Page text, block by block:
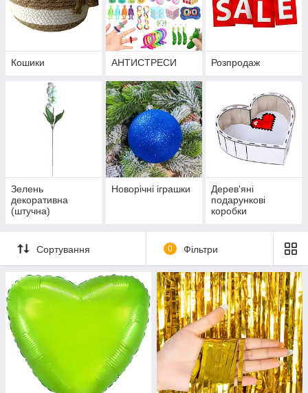
Кошики АНТИСТРЕСИ Розпродаж
Зелень
декоративна
(штучна)
Новорічні іграшки
Дерев'яні
подарункові
коробки
Сортування 0 Фільтри